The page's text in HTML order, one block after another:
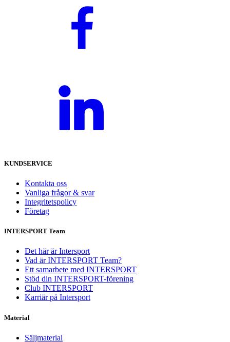
KUNDSERVICE
Kontakta oss
Vanliga frågor & svar
Integritetspolicy
Företag
INTERSPORT Team
Det här är Intersport
Vad är INTERSPORT Team?
Ett samarbete med INTERSPORT
Stöd din INTERSPORT-förening
Club INTERSPORT
Karriär på Intersport
Material
Säljmaterial